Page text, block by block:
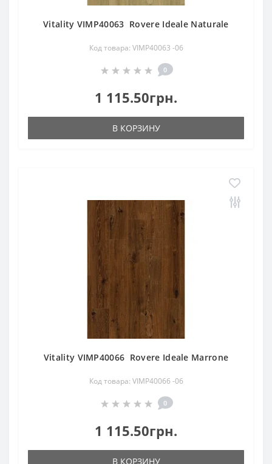
Vitality VIMP40063 Rovere Ideale Naturale
Код товара: VIMP40063 -06
0
1 115.50грн.
В КОРЗИНУ
Vitality VIMP40066 Rovere Ideale Marrone
Код товара: VIMP40066 -06
0
1 115.50грн.
В КОРЗИНУ